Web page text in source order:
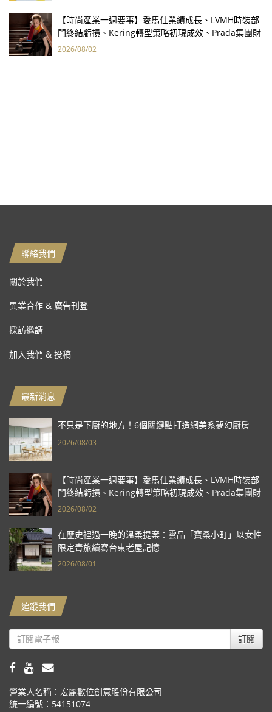
【時尚產業一週要事】愛馬仕業績成長、LVMH時裝部
門終結虧損、Kering轉型策略初現成效、Prada集團財
報亮眼
2026/08/02
聯絡我們
關於我們
異業合作 & 廣告刊登
採訪邀請
加入我們 & 投稿
最新消息
不只是下廚的地方！6個關鍵點打造網美系夢幻廚房
2026/08/03
【時尚產業一週要事】愛馬仕業績成長、LVMH時裝部
門終結虧損、Kering轉型策略初現成效、Prada集團財
報亮眼
2026/08/02
在歷史裡過一晚的溫柔提案：雲品「寶桑小町」以女性
限定青旅續寫台東老屋記憶
2026/08/01
追蹤我們
訂閱
營業人名稱：宏麗數位創意股份有限公司
統一編號：54151074